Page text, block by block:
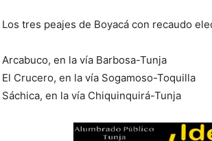
Los tres peajes de Boyacá con recaudo
Arcabuco, en la vía Barbosa-Tunja
El Crucero, en la vía Sogamoso-Toquilla
Sáchica, en la vía Chiquinquirá-Tunja